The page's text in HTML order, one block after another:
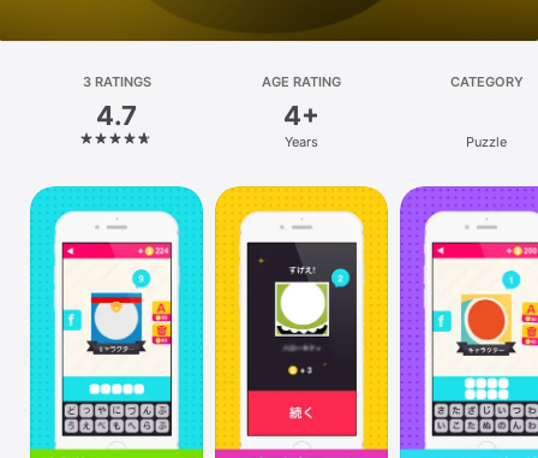
Platform
iPhone
iPad
Mac
Vision
Watch
TV
3 RATINGS
4.7
AGE RATING
4+
Years
CATEGORY
Puzzle